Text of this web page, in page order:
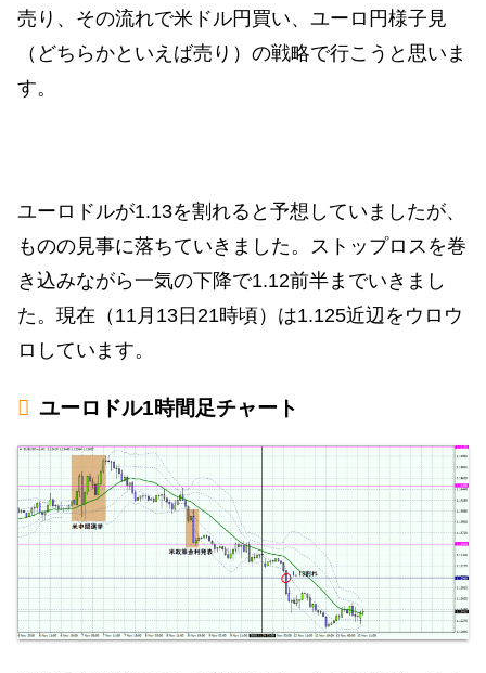
売り、その流れで米ドル円買い、ユーロ円様子見
（どちらかといえば売り）の戦略で行こうと思いま
す。
ユーロドルが1.13を割れると予想していましたが、
ものの見事に落ちていきました。ストップロスを巻
き込みながら一気の下降で1.12前半までいきまし
た。現在（11月13日21時頃）は1.125近辺をウロウ
ロしています。
ユーロドル1時間足チャート